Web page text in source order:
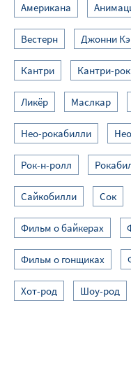
Американа
Вестерн Джонни
Кантри Кантри-рок
Ликёр Маслкар
Нео-рокабилли
Рок-н-ролл
Сайкобилли Сок
Фильм о байкерах
Фильм о гонщиках
Хот-род Шоу-род